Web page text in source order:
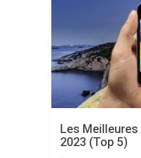
Les
2023 (Top 5)